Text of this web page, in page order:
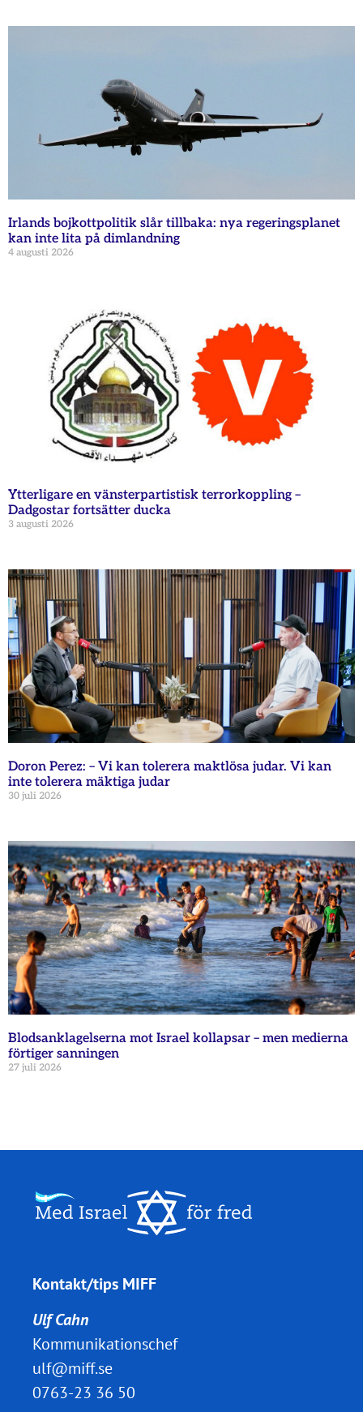
Irlands bojkottpolitik slår tillbaka: nya regeringsplanet
kan inte lita på dimlandning
4 augusti 2026
Ytterligare en vänsterpartistisk terrorkoppling –
Dadgostar fortsätter ducka
3 augusti 2026
Doron Perez: – Vi kan tolerera maktlösa judar. Vi kan
inte tolerera mäktiga judar
30 juli 2026
Blodsanklagelserna mot Israel kollapsar – men medierna
förtiger sanningen
27 juli 2026
Kontakt/tips MIFF
Ulf Cahn
Kommunikationschef
ulf@miff.se
0763-23 36 50